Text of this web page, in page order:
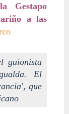
Gestapo
a las
guionista
El
que